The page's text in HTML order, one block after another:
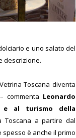
e uno salato del
descrizione.
Toscana diventa
commenta Leonardo
e al turismo della
Toscana a partire dal
è anche il primo